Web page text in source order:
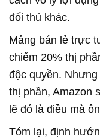
đối thủ khác.
Mảng bán lẻ trực
chiếm 20% thị
độc quyền.
thị phần, Amazon
lẽ đó là điều mà
Tóm lại, định